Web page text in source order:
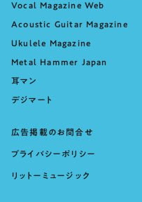
Vocal Magazine Web
Acoustic Guitar Magazine
Ukulele Magazine
Metal Hammer Japan
耳マン
デジマート
広告掲載のお問合せ
プライバシーポリシー
リットーミュージック